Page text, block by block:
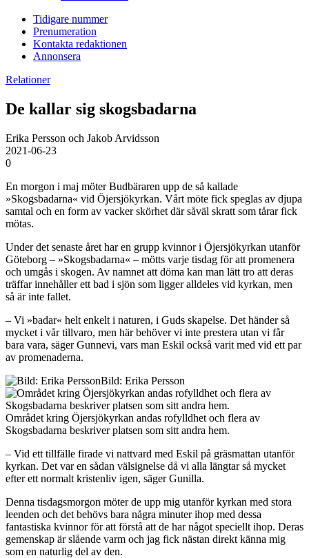
Tidigare nummer
Prenumeration
Kontakta redaktionen
Annonsera
Relationer
De kallar sig skogsbadarna
Erika Persson och Jakob Arvidsson
2021-06-23
0
En morgon i maj möter Budbäraren upp de så kallade
»Skogsbadarna« vid Öjersjökyrkan. Vårt möte fick speglas av djupa
samtal och en form av vacker skörhet där såväl skratt som tårar fick
mötas.
Under det senaste året har en grupp kvinnor i Öjersjökyrkan utanför
Göteborg – »Skogsbadarna« – mötts varje tisdag för att promenera
och umgås i skogen. Av namnet att döma kan man lätt tro att deras
träffar innehåller ett bad i sjön som ligger alldeles vid kyrkan, men
så är inte fallet.
– Vi »badar« helt enkelt i naturen, i Guds skapelse. Det händer så
mycket i vår tillvaro, men här behöver vi inte prestera utan vi får
bara vara, säger Gunnevi, vars man Eskil också varit med vid ett par
av promenaderna.
Bild: Erika Persson
Området kring Öjersjökyrkan andas rofylldhet och flera av
Skogsbadarna beskriver platsen som sitt andra hem.
– Vid ett tillfälle firade vi nattvard med Eskil på gräsmattan utanför
kyrkan. Det var en sådan välsignelse då vi alla längtar så mycket
efter ett normalt kristenliv igen, säger Gunilla.
Denna tisdagsmorgon möter de upp mig utanför kyrkan med stora
leenden och det behövs bara några minuter ihop med dessa
fantastiska kvinnor för att förstå att de har något speciellt ihop. Deras
gemenskap är slående varm och jag fick nästan direkt känna mig
som en naturlig del av den.